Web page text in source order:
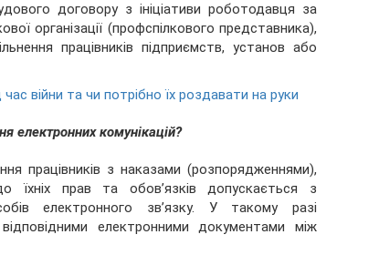
договору з ініціативи роботодавця за
організації (профспілкового представника),
працівників підприємств, установ або
війни та чи потрібно їх роздавати на руки
електронних комунікацій?
працівників з наказами (розпорядженнями),
їхніх прав та обов’язків допускається з
електронного зв’язку. У такому разі
електронними документами між